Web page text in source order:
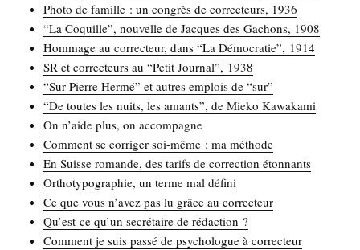
Pho­to de famille : un congrès de cor­rec­teurs, 1936
“La Coquille”, nou­velle de Jacques des Gachons, 1908
Hom­mage au cor­rec­teur, dans “La Démo­cra­tie”, 1914
SR et cor­rec­teurs au “Petit Jour­nal”, 1938
“Sur Pierre Her­mé” et autres emplois de “sur”
“De toutes les nuits, les amants”, de Mie­ko Kawakami
On n’aide plus, on accompagne
Com­ment se cor­ri­ger soi-même : ma méthode
En Suisse romande, des tarifs de cor­rec­tion étonnants
Ortho­ty­po­gra­phie, un terme mal défini
Ce que vous n’avez pas lu grâce au correcteur
Qu’est-ce qu’un secré­taire de rédaction ?
Com­ment je suis pas­sé de psy­cho­logue à correcteur